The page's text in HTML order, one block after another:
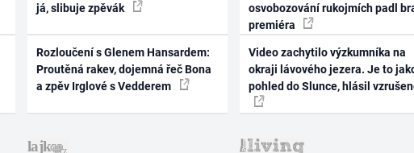
já, slibuje zpěvák
Rozloučení s Glenem Hansardem:
Proutěná rakev, dojemná řeč Bona
a zpěv Irglové s Vedderem
osvobozování rukojmích padl
premiéra
Video zachytilo výzkumníka na
okraji lávového jezera. Je to
pohled do Slunce, hlásil